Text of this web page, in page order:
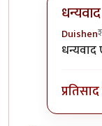
Duishen
In
धन्यवाद